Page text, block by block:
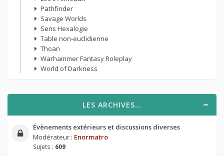
Pathfinder
Savage Worlds
Sens Hexalogie
Table non-euclidienne
Thoan
Warhammer Fantasy Roleplay
World of Darkness
LES ARCHIVES…
Évènements extérieurs et discussions diverses
Modérateur : Enormatro
Sujets : 609